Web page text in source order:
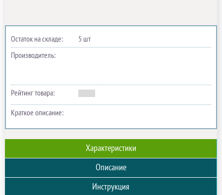
Остаток на складе:
5 шт
Производитель:
Рейтинг товара:
Краткое описание:
Характеристики
Описание
Инструкция